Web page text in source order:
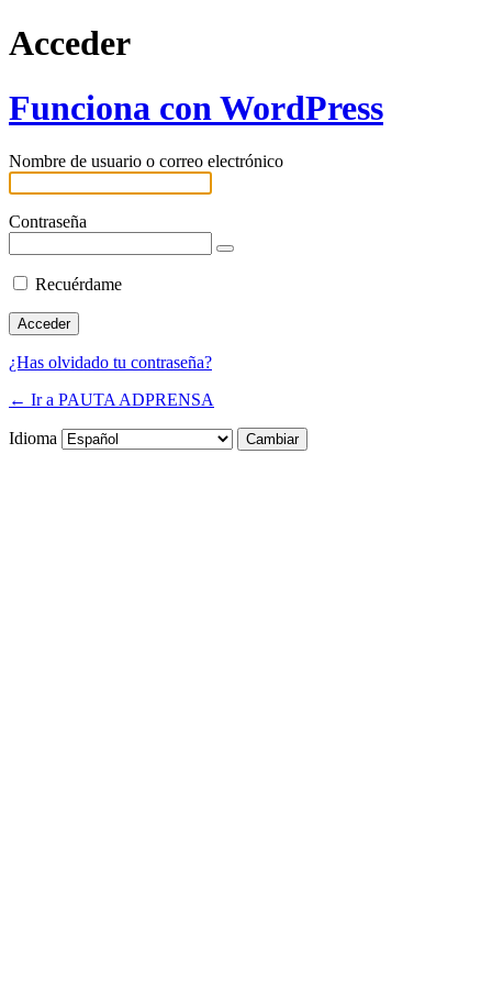
Acceder
Funciona con WordPress
Nombre de usuario o correo electrónico
Contraseña
Recuérdame
¿Has olvidado tu contraseña?
← Ir a PAUTA ADPRENSA
Idioma